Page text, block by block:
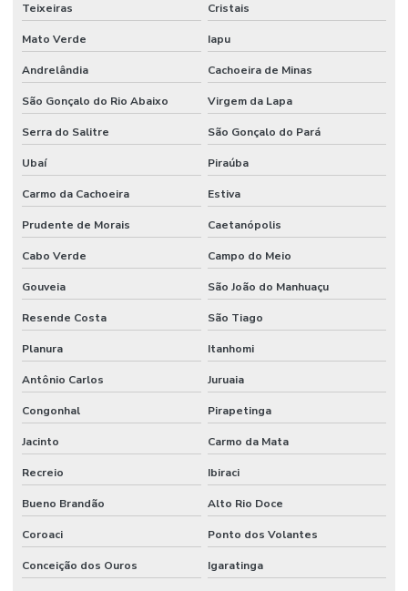
Teixeiras Cristais
Mato Verde Iapu
Andrelândia Cachoeira de Minas
São Gonçalo do Rio Abaixo Virgem da Lapa
Serra do Salitre São Gonçalo do Pará
Ubaí Piraúba
Carmo da Cachoeira Estiva
Prudente de Morais Caetanópolis
Cabo Verde Campo do Meio
Gouveia São João do Manhuaçu
Resende Costa São Tiago
Planura Itanhomi
Antônio Carlos Juruaia
Congonhal Pirapetinga
Jacinto Carmo da Mata
Recreio Ibiraci
Bueno Brandão Alto Rio Doce
Coroaci Ponto dos Volantes
Conceição dos Ouros Igaratinga